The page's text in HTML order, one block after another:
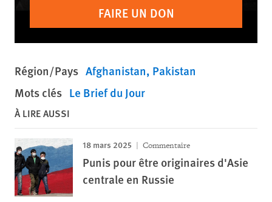
FAIRE UN DON
Région/Pays Afghanistan Pakistan
Mots clés Le Brief du Jour
À LIRE AUSSI
18 mars 2025 Commentaire
Punis pour être originaires d'Asie
centrale en Russie